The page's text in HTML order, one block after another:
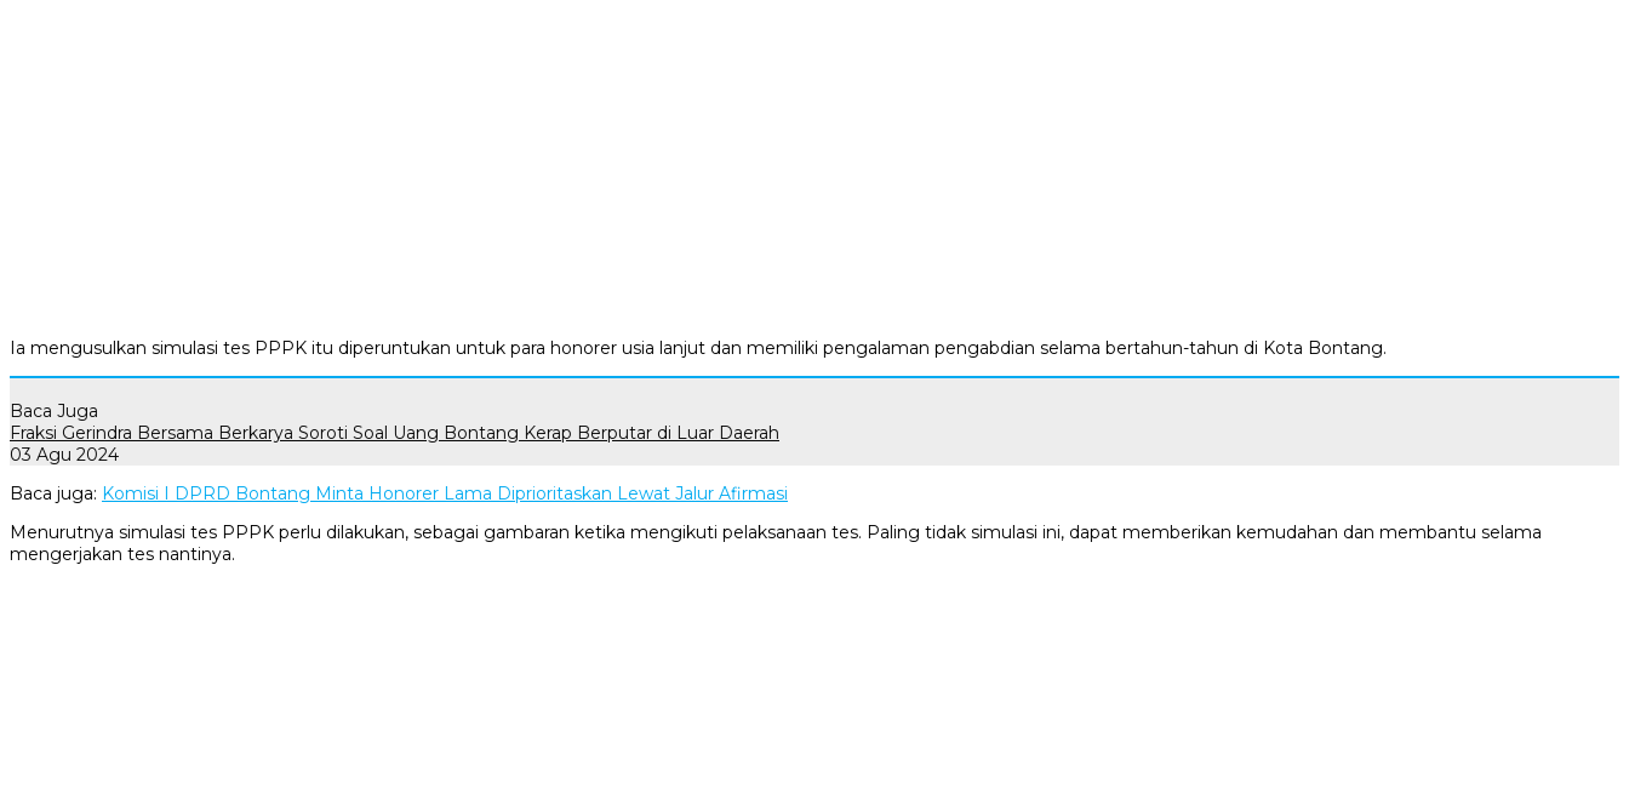
Ia mengusulkan simulasi tes PPPK itu diperuntukan untuk para honorer usia lanjut dan memiliki pengalaman pengabdian selama bertahun-tahun di Kota Bontang.
Baca Juga
Fraksi Gerindra Bersama Berkarya Soroti Soal Uang Bontang Kerap Berputar di Luar Daerah
03 Agu 2024
Baca juga: Komisi I DPRD Bontang Minta Honorer Lama Diprioritaskan Lewat Jalur Afirmasi
Menurutnya simulasi tes PPPK perlu dilakukan, sebagai gambaran ketika mengikuti pelaksanaan tes. Paling tidak simulasi ini, dapat memberikan kemudahan dan membantu selama
mengerjakan tes nantinya.